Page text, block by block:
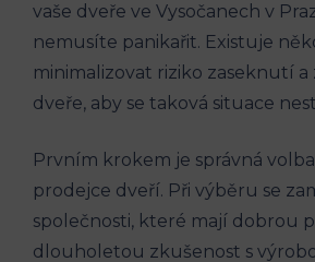
vaše dveře ve Vysočanech v
nemusíte panikařit. Existuje
minimalizovat riziko zaseknutí
dveře, aby se taková situace
Prvním krokem je správná
prodejce dveří. Při výběru se
společnosti, které mají dobrou
dlouholetou zkušenost s